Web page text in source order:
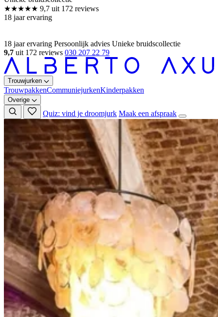
18 jaar ervaring Persoonlijk advies Unieke bruidscollectie
9,7 uit 172 reviews 030 207 22 79
Trouwjurken
TrouwpakkenCommuniejurkenKinderpakken
Overige
Quiz: vind je droomjurk Maak een afspraak